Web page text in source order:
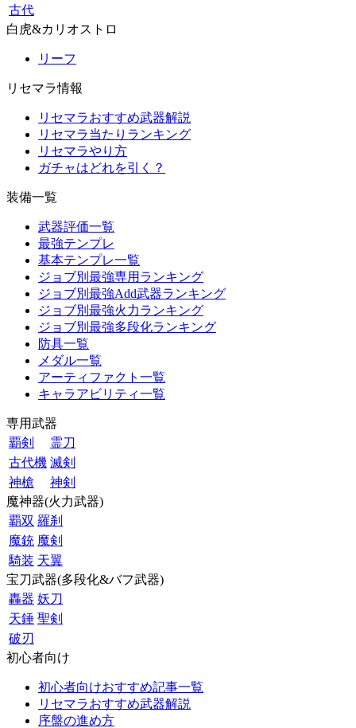
古代
白虎&カリオストロ
リーフ
リセマラ情報
リセマラおすすめ武器解説
リセマラ当たりランキング
リセマラやり方
ガチャはどれを引く？
装備一覧
武器評価一覧
最強テンプレ
基本テンプレ一覧
ジョブ別最強専用ランキング
ジョブ別最強Add武器ランキング
ジョブ別最強火力ランキング
ジョブ別最強多段化ランキング
防具一覧
メダル一覧
アーティファクト一覧
キャラアビリティ一覧
専用武器
覇剣
霊刀
古代機 滅剣
神槍
神剣
魔神器(火力武器)
覇双 羅刹
魔銃 魔剣
騎装 天翼
宝刀武器(多段化&バフ武器)
轟器 妖刀
天錘 聖剣
破刃
初心者向け
初心者向けおすすめ記事一覧
リセマラおすすめ武器解説
序盤の進め方